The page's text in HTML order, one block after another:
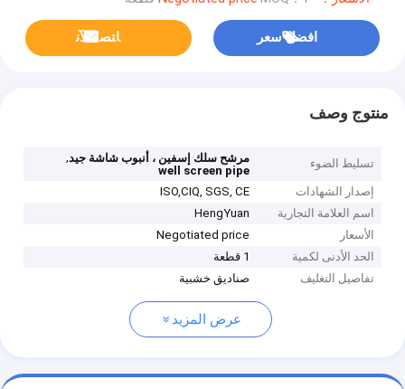
افضل سعر ﺎﺘﺼﻟ ﺍﻶﻧ
منتوج وصف
تسليط الضوء مرشح سلك إسفين ، أنبوب شاشة جيد,
well screen pipe
إصدار الشهادات
ISO,CIQ, SGS, CE
اسم العلامة التجارية
HengYuan
الأسعار
Negotiated price
الحد الأدنى لكمية
1 قطعة
تفاصيل التغليف
صناديق خشبية
عرض المزيد